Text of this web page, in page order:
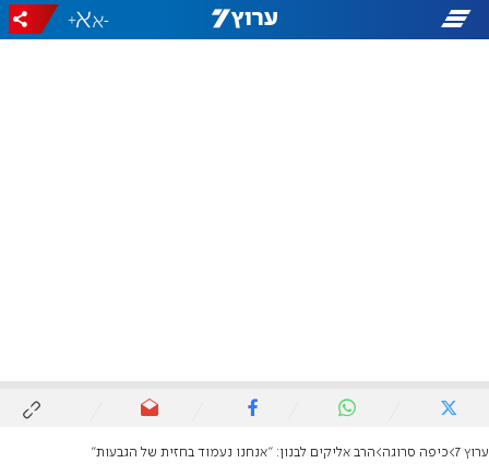
-
+
ערוץ 7 כיפה סרוגה הרב אליקים לבנון: "אנחנו נעמוד בחזית של הגבעות"